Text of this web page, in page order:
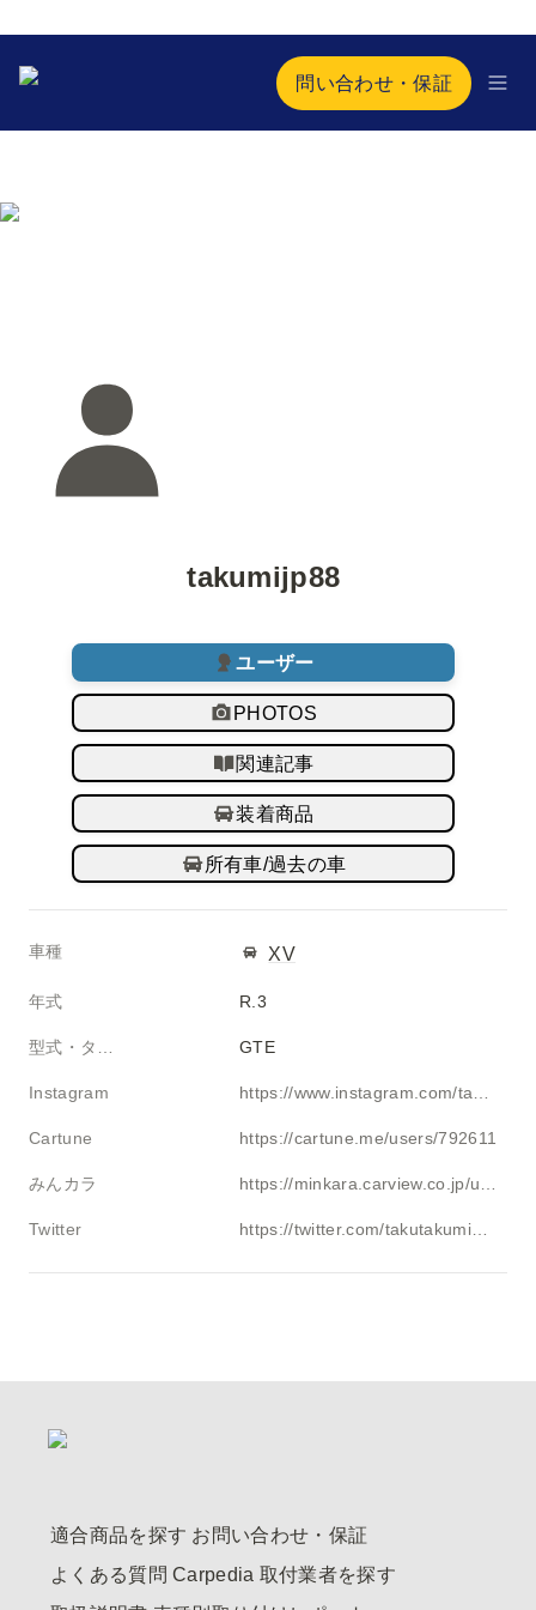
問い合わせ・保証
takumijp88
ユーザー
PHOTOS
関連記事
装着商品
所有車/過去の車
車種 XV
年式 R.3
GTE
Instagram
Cartune https://cartune.me/users/792611
みんカラ
Twitter https://twitter.com/takutakumi831
適合商品を探す お問い合わせ・保証
よくある質問 Carpedia 取付業者を探す